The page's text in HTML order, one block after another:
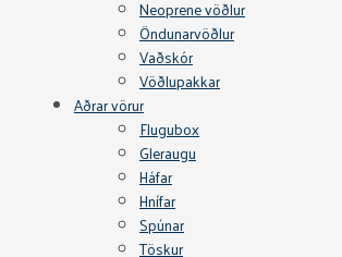
Neoprene vöðlur
Öndunarvöðlur
Vaðskór
Vöðlupakkar
Aðrar vörur
Flugubox
Gleraugu
Háfar
Hnífar
Spúnar
Töskur